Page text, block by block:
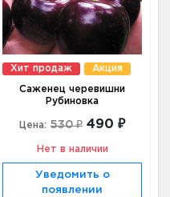
Хит продаж Акция
Саженец черевишни
Рубиновка
Цена: 530 ₽ 490 ₽
Нет в наличии
Уведомить о
появлении